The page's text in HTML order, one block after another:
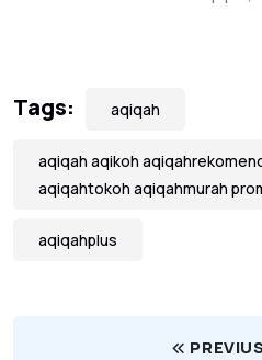
Tags: aqiqah
aqiqah aqikoh
aqiqahtokoh aqiqahmurah
aqiqahplus